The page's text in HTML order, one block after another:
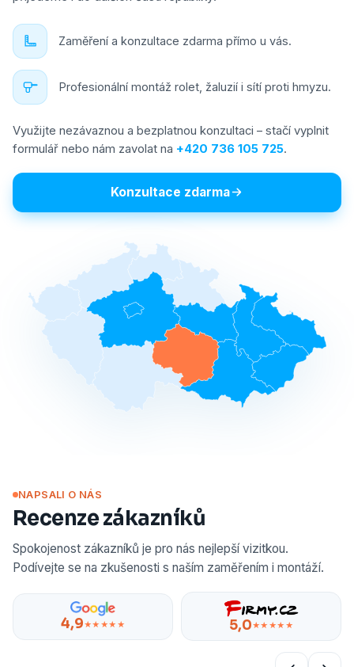
Zaměření a konzultace zdarma přímo u vás.
Profesionální montáž rolet, žaluzií i sítí proti hmyzu.
Využijte nezávaznou a bezplatnou konzultaci – stačí vyplnit
formulář nebo nám zavolat na +420 736 105 725.
Konzultace zdarma
NAPSALI O NÁS
Recenze zákazníků
Spokojenost zákazníků je pro nás nejlepší vizitkou.
Podívejte se na zkušenosti s naším zaměřením i montáží.
4,9★★★★★ 5,0★★★★★